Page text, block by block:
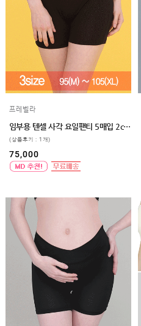
프레벨라
임부용 텐셀 사각 요일팬티 5매입 2color 3size
(상품후기 : 1개)
75,000